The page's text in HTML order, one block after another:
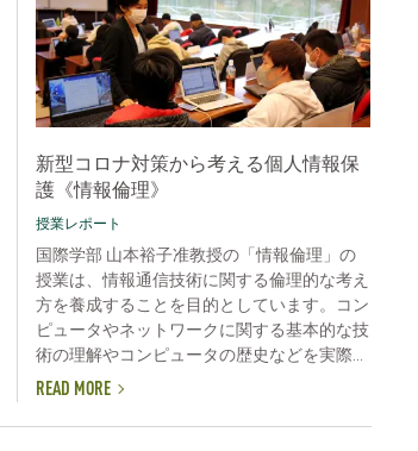
新型コロナ対策から考える個人情報保
護《情報倫理》
授業レポート
国際学部 山本裕子准教授の「情報倫理」の
授業は、情報通信技術に関する倫理的な考え
方を養成することを目的としています。コン
ピュータやネットワークに関する基本的な技
術の理解やコンピュータの歴史などを実際...
READ MORE